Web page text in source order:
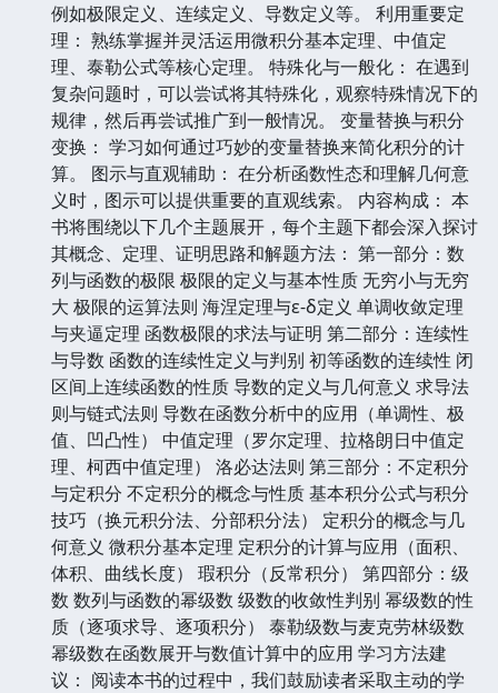
例如极限定义、连续定义、导数定义等。 利用重要定
理： 熟练掌握并灵活运用微积分基本定理、中值定
理、泰勒公式等核心定理。 特殊化与一般化： 在遇到
复杂问题时，可以尝试将其特殊化，观察特殊情况下的
规律，然后再尝试推广到一般情况。 变量替换与积分
变换： 学习如何通过巧妙的变量替换来简化积分的计
算。 图示与直观辅助： 在分析函数性态和理解几何意
义时，图示可以提供重要的直观线索。 内容构成： 本
书将围绕以下几个主题展开，每个主题下都会深入探讨
其概念、定理、证明思路和解题方法： 第一部分：数
列与函数的极限 极限的定义与基本性质 无穷小与无穷
大 极限的运算法则 海涅定理与ε-δ定义 单调收敛定理
与夹逼定理 函数极限的求法与证明 第二部分：连续性
与导数 函数的连续性定义与判别 初等函数的连续性 闭
区间上连续函数的性质 导数的定义与几何意义 求导法
则与链式法则 导数在函数分析中的应用（单调性、极
值、凹凸性） 中值定理（罗尔定理、拉格朗日中值定
理、柯西中值定理） 洛必达法则 第三部分：不定积分
与定积分 不定积分的概念与性质 基本积分公式与积分
技巧（换元积分法、分部积分法） 定积分的概念与几
何意义 微积分基本定理 定积分的计算与应用（面积、
体积、曲线长度） 瑕积分（反常积分） 第四部分：级
数 数列与函数的幂级数 级数的收敛性判别 幂级数的性
质（逐项求导、逐项积分） 泰勒级数与麦克劳林级数
幂级数在函数展开与数值计算中的应用 学习方法建
议： 阅读本书的过程中，我们鼓励读者采取主动的学